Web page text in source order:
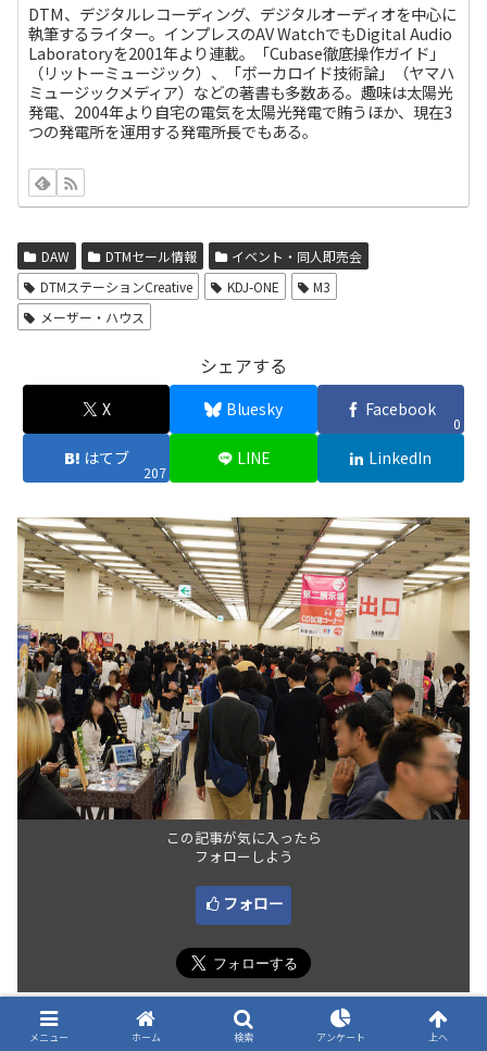
DTM、デジタルレコーディング、デジタルオーディオを中心に
執筆するライター。インプレスのAV WatchでもDigital Audio
Laboratoryを2001年より連載。「Cubase徹底操作ガイド」
（リットーミュージック）、「ボーカロイド技術論」（ヤマハ
ミュージックメディア）などの著書も多数ある。趣味は太陽光
発電、2004年より自宅の電気を太陽光発電で賄うほか、現在3
つの発電所を運用する発電所長でもある。
DAW DTMセール情報
イベント・同人即売会
DTMステーションCreative
KDJ-ONE
M3
メーザー・ハウス
シェアする
X Bluesky Facebook
0
はてブ
207
LINE LinkedIn
この記事が気に入ったら
フォローしよう
フォロー
話題のPOST
メニュー ホーム 検索 アンケート 上へ